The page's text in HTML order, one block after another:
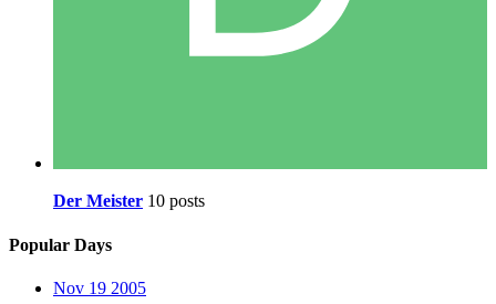
Der Meister 10 posts
Popular Days
Nov 19 2005